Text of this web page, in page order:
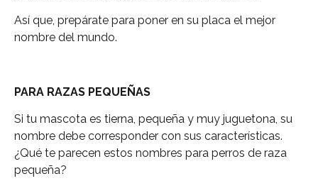
Así que, prepárate para poner en su placa el mejor
nombre del mundo.
PARA RAZAS PEQUEÑAS
Si tu mascota es tierna, pequeña y muy juguetona, su
nombre debe corresponder con sus características.
¿Qué te parecen estos nombres para perros de raza
pequeña?